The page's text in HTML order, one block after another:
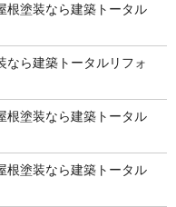
根塗装なら建築トータル
なら建築トータルリフォ
根塗装なら建築トータル
根塗装なら建築トータル